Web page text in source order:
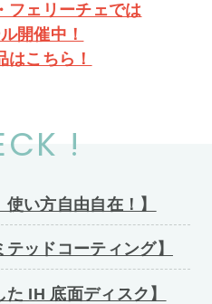
フェリーチェでは
開催中！
はこちら！
!
使い方自由自在！】
テッドコーティング】
た IH 底面ディスク】